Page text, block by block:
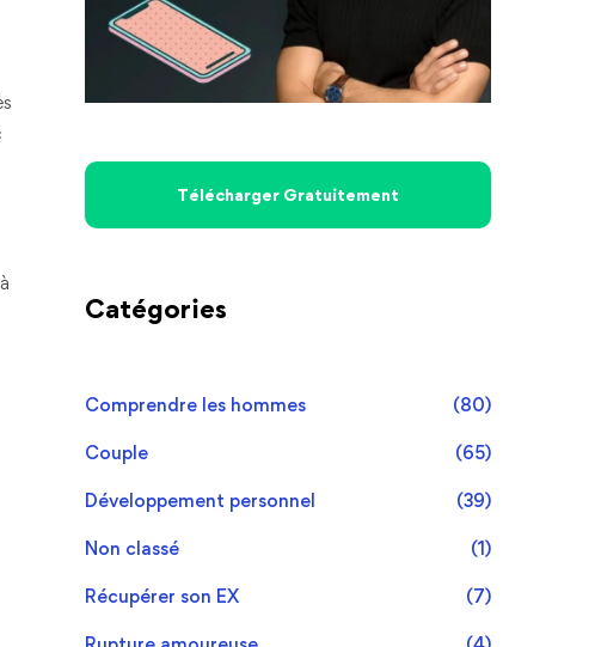
Télécharger Gratuitement
Catégories
Comprendre les hommes (80)
Couple (65)
Développement personnel (39)
Non classé (1)
Récupérer son EX (7)